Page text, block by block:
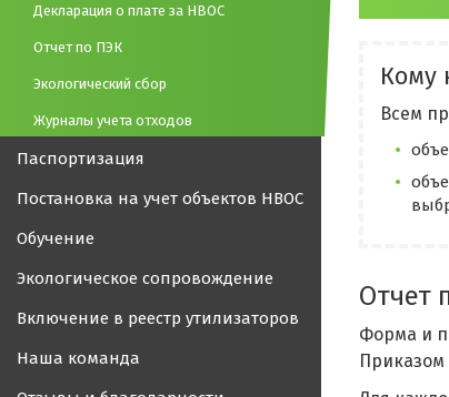
Декларация о плате за НВОС
Отчет по ПЭК
Экологический сбор
Журналы учета отходов
Паспортизация
Постановка на учет объектов НВОС
Обучение
Экологическое сопровождение
Включение в реестр утилизаторов
Наша команда
Кому
Всем
Отчет
Форма и
Приказом